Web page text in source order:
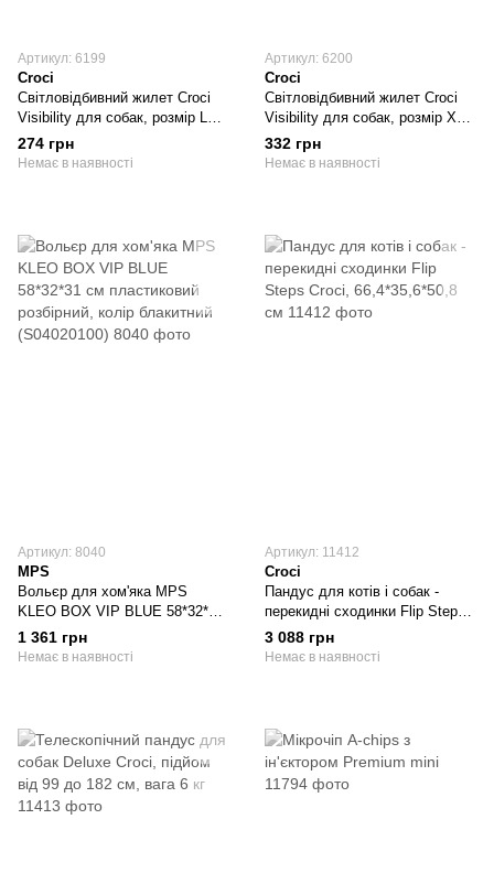
Артикул: 6199
Croci
Світловідбивний жилет Croci
Visibility для собак, розмір L
обхват шиї 48 - 62 см, об'єм
грудей 64 - 81 см (C6020109)
274 грн
Немає в наявності
Артикул: 6200
Croci
Світловідбивний жилет Croci
Visibility для собак, розмір XL
обхват шиї 50 - 73 см, об'єм
грудей 72 - 95 см (C6020110)
332 грн
Немає в наявності
Артикул: 8040
MPS
Вольєр для хом'яка MPS
KLEO BOX VIP BLUE 58*32*31
см пластиковий розбірний,
колір блакитний (S04020100)
1 361 грн
Немає в наявності
Артикул: 11412
Croci
Пандус для котів і собак -
перекидні сходинки Flip Steps
Croci, 66,4*35,6*50,8 см
3 088 грн
Немає в наявності